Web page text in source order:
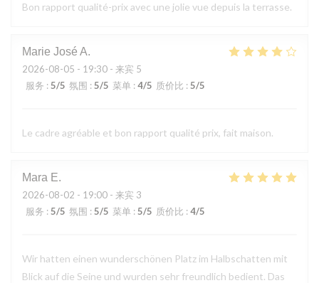
Bon rapport qualité-prix avec une jolie vue depuis la terrasse.
Marie José A
2026-08-05 - 19:30 - 来宾 5
服务 : 5/5 氛围 : 5/5 菜单 : 4/5 质价比 : 5/5
Le cadre agréable et bon rapport qualité prix, fait maison.
Mara E
2026-08-02 - 19:00 - 来宾 3
服务 : 5/5 氛围 : 5/5 菜单 : 5/5 质价比 : 4/5
Wir hatten einen wunderschönen Platz im Halbschatten mit
Blick auf die Seine und wurden sehr freundlich bedient. Das